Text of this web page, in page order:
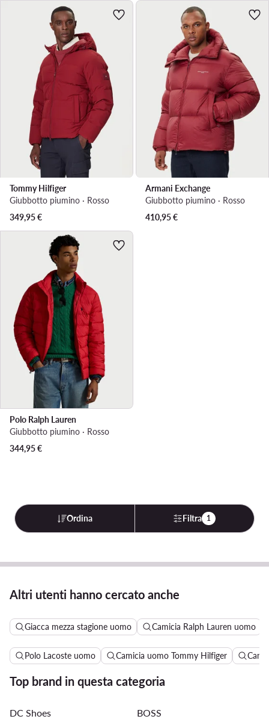
Tommy Hilfiger
Giubbotto piumino · Rosso
349,95€
Armani Exchange
Giubbotto piumino · Rosso
410,95€
Polo Ralph Lauren
Giubbotto piumino · Rosso
344,95€
Ordina Filtra 1
Altri utenti hanno cercato anche
Giacca mezza stagione uomo Camicia Ralph Lauren uomo
Polo Lacoste uomo Camicia uomo Tommy Hilfiger
Top brand in questa categoria
DC Shoes BOSS